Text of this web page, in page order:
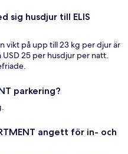
husdjur till ELIS
vikt på upp till 23 kg per djur är
25 per husdjur per natt.
parkering?
angett för in- och